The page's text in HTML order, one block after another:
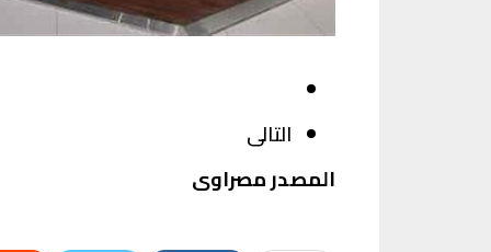
التالى
المصدر مصراوى